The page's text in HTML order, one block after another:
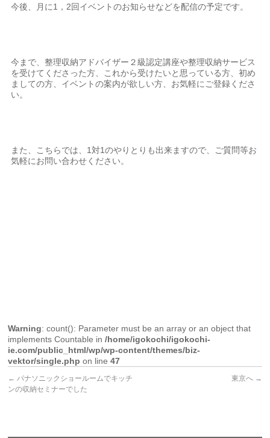
今後、月に1，2回イベントのお知らせなどを配信の予定です。
今まで、整理収納アドバイザー２級認定講座や整理収納サービス
を受けてくださった方、これから受けたいと思っている方、初め
ましての方、イベントの案内が欲しい方、お気軽にご登録くださ
い。
また、こちらでは、1対1のやりとりも出来ますので、ご質問等お
気軽にお問い合わせください。
Warning: count(): Parameter must be an array or an object that
implements Countable in/home/igokochi/igokochi-
ie.com/public_html/wp/wp-content/themes/biz-
vektor/single.php on line47
← パナソニックショールームでキッチ
ンの収納セミナーでした
東京へ →